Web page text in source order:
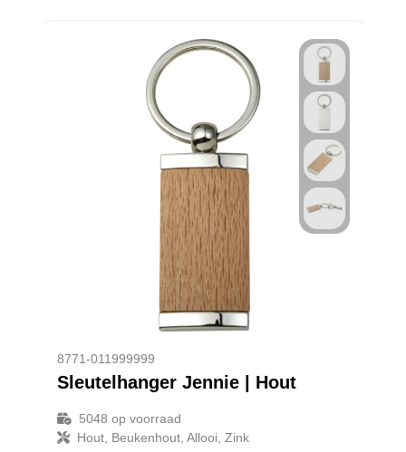
8771-011999999
Sleutelhanger Jennie | Hout
5048 op voorraad
Hout, Beukenhout, Allooi, Zink